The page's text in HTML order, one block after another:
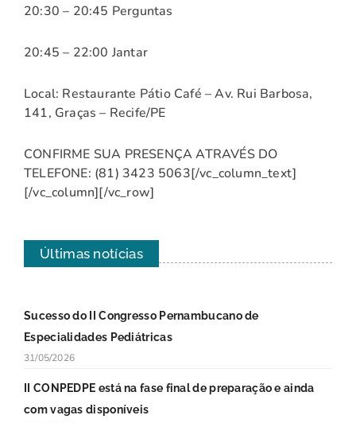
20:30 – 20:45 Perguntas
20:45 – 22:00 Jantar
Local: Restaurante Pátio Café – Av. Rui Barbosa,
141, Graças – Recife/PE
CONFIRME SUA PRESENÇA ATRAVÉS DO
TELEFONE: (81) 3423 5063[/vc_column_text]
[/vc_column][/vc_row]
Últimas notícias
Sucesso do II Congresso Pernambucano de
Especialidades Pediátricas
31/05/2026
II CONPEDPE está na fase final de preparação e ainda
com vagas disponíveis